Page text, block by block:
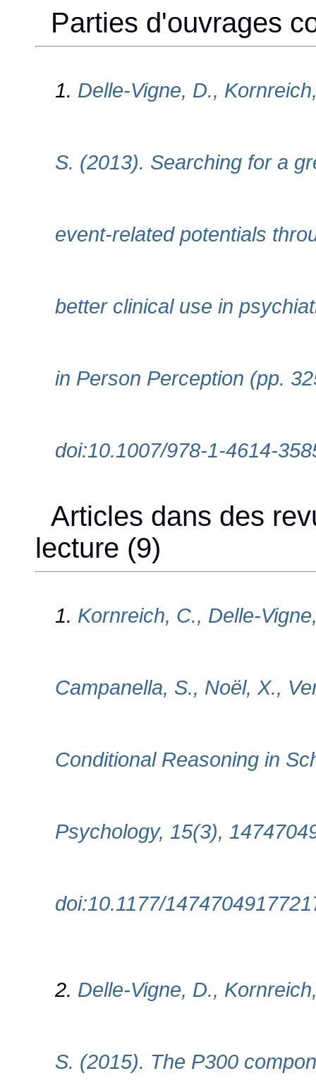
Parties d'ouvrages
1. Delle-Vigne, D.,
S. (2013). Searching for a
event-related potentials
better clinical use in
in Person Perception (pp.
doi:10.1007/978-1-4614-
Articles dans des
lecture (9)
1. Kornreich, C., Delle-
Campanella, S., Noël, X.,
Conditional Reasoning in
Psychology, 15(3),
doi:10.1177/
2. Delle-Vigne, D.,
S. (2015). The P300